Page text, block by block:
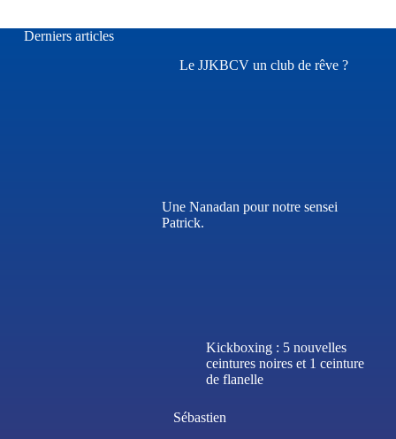
Derniers articles
Le JJKBCV un club de rêve ?
Une Nanadan pour notre sensei
Patrick.
Kickboxing : 5 nouvelles
ceintures noires et 1 ceinture
de flanelle
Sébastien